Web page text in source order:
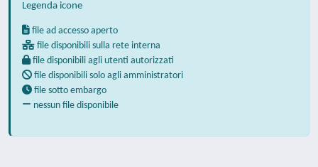
Legenda icone
file ad accesso aperto
file disponibili sulla rete interna
file disponibili agli utenti autorizzati
file disponibili solo agli amministratori
file sotto embargo
nessun file disponibile